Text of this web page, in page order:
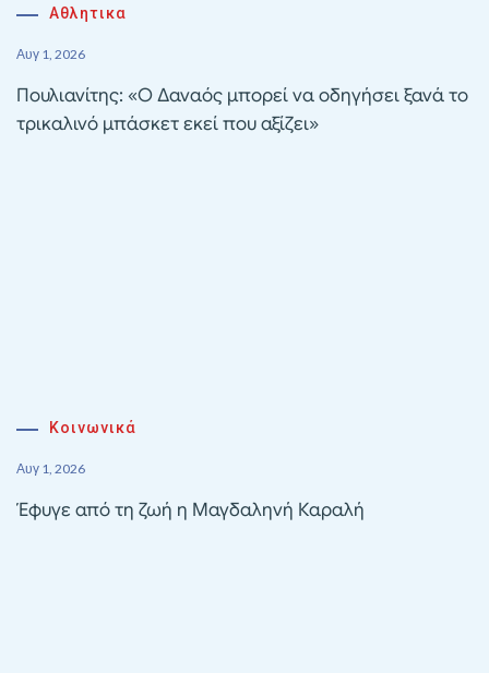
Αθλητικα
Αυγ 1, 2026
Πουλιανίτης: «Ο Δαναός μπορεί να οδηγήσει ξανά το
τρικαλινό μπάσκετ εκεί που αξίζει»
Κοινωνικά
Αυγ 1, 2026
Έφυγε από τη ζωή η Μαγδαληνή Καραλή